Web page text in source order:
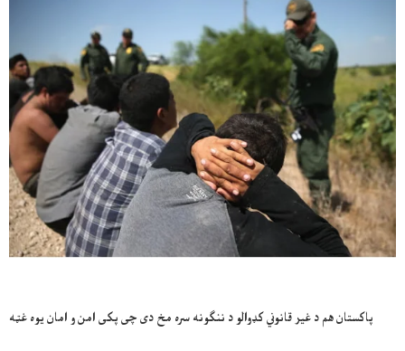
پاکستان هم د غیر قانوني کډوالو د ننګونه سره مخ دی چی پکی امن و امان یوه غټه